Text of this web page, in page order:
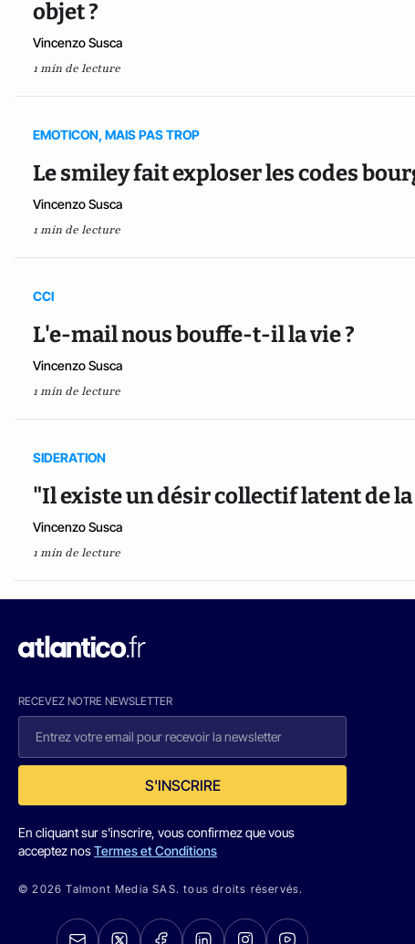
objet ?
Vincenzo Susca
1 min de lecture
EMOTICON, MAIS PAS TROP
Le smiley fait exploser les codes
Vincenzo Susca
1 min de lecture
CCI
L'e-mail nous bouffe-t-il la vie ?
Vincenzo Susca
1 min de lecture
SIDERATION
"Il existe un désir collectif latent de
Vincenzo Susca
1 min de lecture
RECEVEZ NOTRE NEWSLETTER
S'INSCRIRE
En cliquant sur s'inscrire, vous confirmez que vous
acceptez nosTermes et Conditions
© 2026 Talmont Media SAS. tous droits réservés.